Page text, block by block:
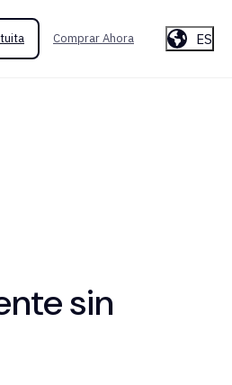
Comprar Ahora ES
sin